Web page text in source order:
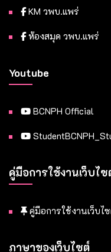
KM วพบ.แพร่
ห้องสมุด วพบ.แพร่
Youtube
BCNPH Official
คู่มือการใช้งานเว็บไซ
คู่มือการใช้งานเว็บไ
ภาษาของเว็บไซต์